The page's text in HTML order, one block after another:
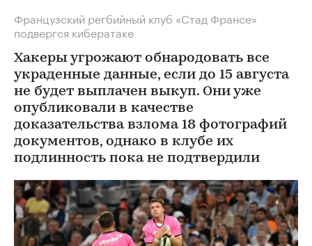
Французский регбийный клуб «Стад Франсе»
подвергся кибератаке
Хакеры угрожают обнародовать все
украденные данные, если до 15 августа
не будет выплачен выкуп. Они уже
опубликовали в качестве
доказательства взлома 18 фотографий
документов, однако в клубе их
подлинность пока не подтвердили